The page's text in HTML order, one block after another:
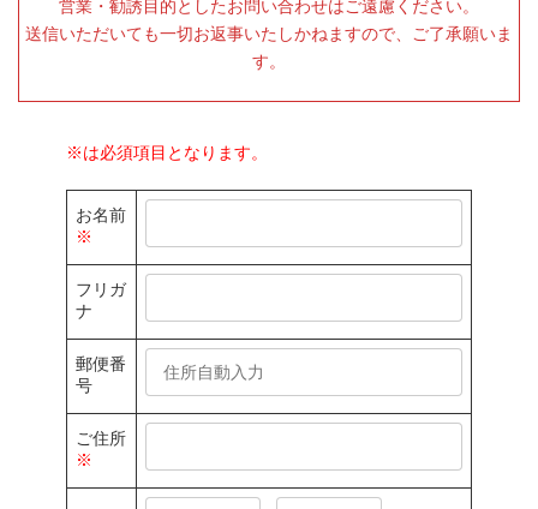
営業・勧誘目的としたお問い合わせはご遠慮ください。
送信いただいても一切お返事いたしかねますので、ご了承願いま
す。
※は必須項目となります。
お名前
※
フリガ
ナ
郵便番
号
ご住所
※